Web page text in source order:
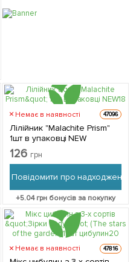
Немає в наявності 47096
Лілійник "Malachite Prism"
1шт в упаковці NEW
126 грн
Повідомити про надходження
+5.04грн бонусів за покупку
Немає в наявності 47816